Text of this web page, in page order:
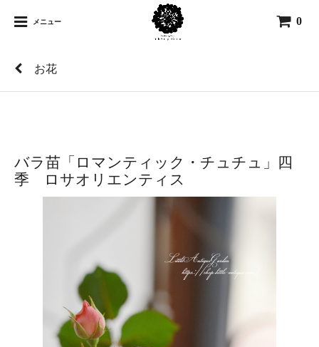
メニュー 0
お花
バラ苗「ロマンティック・チュチュ」四
季 ロサオリエンティス